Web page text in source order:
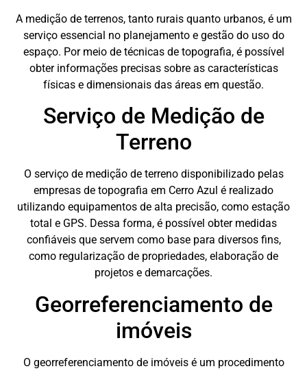
A medição de terrenos, tanto rurais quanto urbanos, é um
serviço essencial no planejamento e gestão do uso do
espaço. Por meio de técnicas de topografia, é possível
obter informações precisas sobre as características
físicas e dimensionais das áreas em questão.
Serviço de Medição de
Terreno
O serviço de medição de terreno disponibilizado pelas
empresas de topografia em Cerro Azul é realizado
utilizando equipamentos de alta precisão, como estação
total e GPS. Dessa forma, é possível obter medidas
confiáveis que servem como base para diversos fins,
como regularização de propriedades, elaboração de
projetos e demarcações.
Georreferenciamento de
imóveis
O georreferenciamento de imóveis é um procedimento